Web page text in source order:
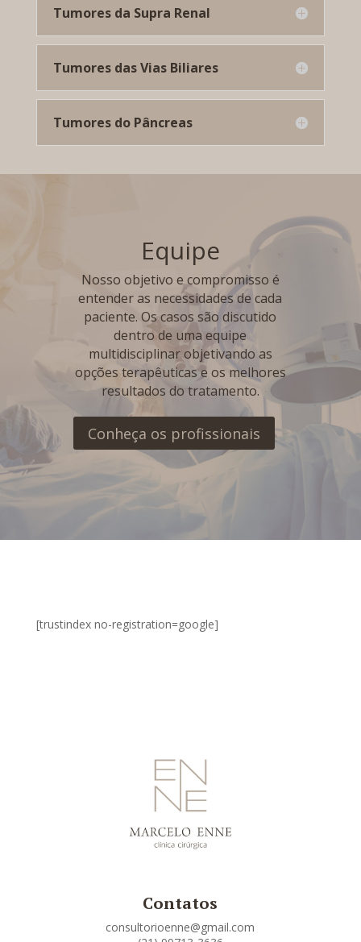
Tumores da Supra Renal
Tumores das Vias Biliares
Tumores do Pâncreas
Equipe
Nosso objetivo e compromisso é
entender as necessidades de cada
paciente. Os casos são discutido
dentro de uma equipe
multidisciplinar objetivando as
opções terapêuticas e os melhores
resultados do tratamento.
Conheça os profissionais
[trustindex no-registration=google]
Contatos
consultorioenne@gmail.com